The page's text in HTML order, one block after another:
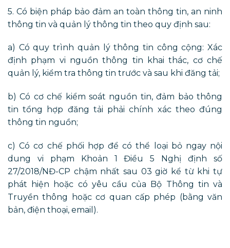
5. Có biện pháp bảo đảm an toàn thông tin, an ninh
thông tin và quản lý thông tin theo quy định sau:
a) Có quy trình quản lý thông tin công cộng: Xác
định phạm vi nguồn thông tin khai thác, cơ chế
quản lý, kiểm tra thông tin trước và sau khi đăng tải;
b) Có cơ chế kiểm soát nguồn tin, đảm bảo thông
tin tổng hợp đăng tải phải chính xác theo đúng
thông tin nguồn;
c) Có cơ chế phối hợp để có thể loại bỏ ngay nội
dung vi phạm Khoản 1 Điều 5 Nghị định số
27/2018/NĐ-CP chậm nhất sau 03 giờ kể từ khi tự
phát hiện hoặc có yêu cầu của Bộ Thông tin và
Truyền thông hoặc cơ quan cấp phép (bằng văn
bản, điện thoại, email).